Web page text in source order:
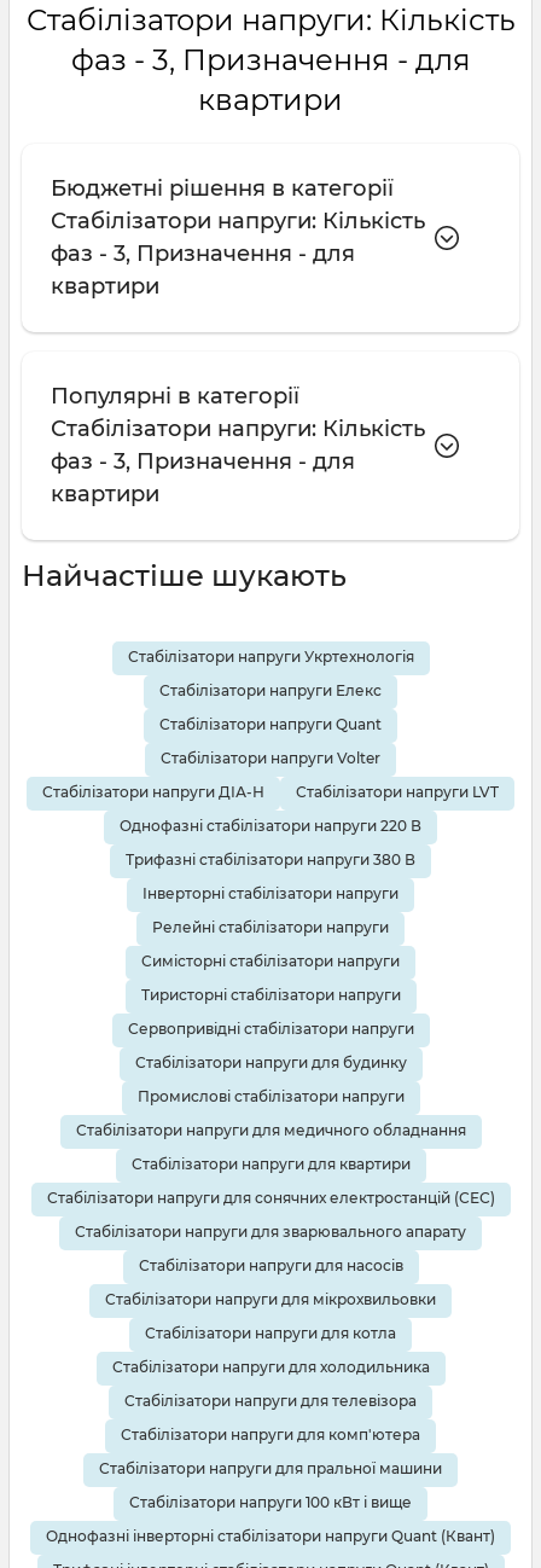
Стабілізатори напруги: Кількість
фаз - 3, Призначення - для
квартири
Бюджетні рішення в категорії
Стабілізатори напруги: Кількість
фаз - 3, Призначення - для
квартири
Популярні в категорії
Стабілізатори напруги: Кількість
фаз - 3, Призначення - для
квартири
Найчастіше шукають
Стабілізатори напруги Укртехнологія
Стабілізатори напруги Елекс
Стабілізатори напруги Quant
Стабілізатори напруги Volter
Стабілізатори напруги ДІА-Н
Стабілізатори напруги LVT
Однофазні стабілізатори напруги 220 В
Трифазні стабілізатори напруги 380 В
Інверторні стабілізатори напруги
Релейні стабілізатори напруги
Симісторні стабілізатори напруги
Тиристорні стабілізатори напруги
Сервопривідні стабілізатори напруги
Стабілізатори напруги для будинку
Промислові стабілізатори напруги
Стабілізатори напруги для медичного обладнання
Стабілізатори напруги для квартири
Стабілізатори напруги для сонячних електростанцій (СЕС)
Стабілізатори напруги для зварювального апарату
Стабілізатори напруги для насосів
Стабілізатори напруги для мікрохвильовки
Стабілізатори напруги для котла
Стабілізатори напруги для холодильника
Стабілізатори напруги для телевізора
Стабілізатори напруги для комп'ютера
Стабілізатори напруги для пральної машини
Стабілізатори напруги 100 кВт і вище
Однофазні інверторні стабілізатори напруги Quant (Квант)